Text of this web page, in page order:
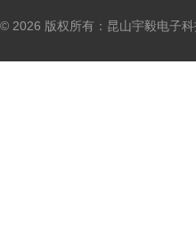
© 2026 版权所有：昆山宇毅电子